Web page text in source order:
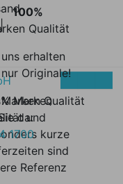
Marken Qualität
100%
Qualität
erhalten
Originale!
Marken
und
kurze
sind
Referenz
da:
1700